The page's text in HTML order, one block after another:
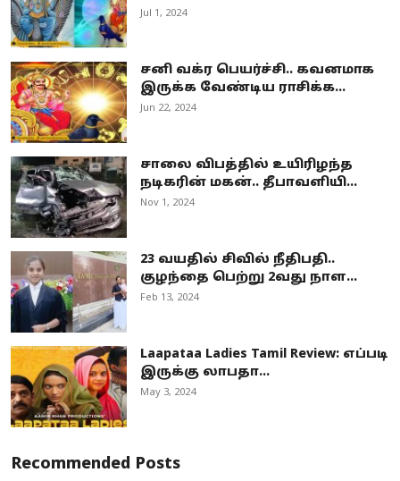
Jul 1, 2024
சனி வக்ர பெயர்ச்சி.. கவனமாக
இருக்க வேண்டிய ராசிக்க...
Jun 22, 2024
சாலை விபத்தில் உயிரிழந்த
நடிகரின் மகன்.. தீபாவளியி...
Nov 1, 2024
23 வயதில் சிவில் நீதிபதி..
குழந்தை பெற்று 2வது நாள...
Feb 13, 2024
Laapataa Ladies Tamil Review: எப்படி
இருக்கு லாபதா...
May 3, 2024
Recommended Posts